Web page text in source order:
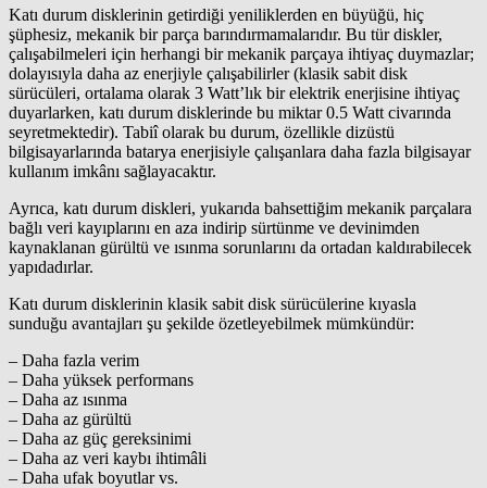
Katı durum disklerinin getirdiği yeniliklerden en büyüğü, hiç
şüphesiz, mekanik bir parça barındırmamalarıdır. Bu tür diskler,
çalışabilmeleri için herhangi bir mekanik parçaya ihtiyaç duymazlar;
dolayısıyla daha az enerjiyle çalışabilirler (klasik sabit disk
sürücüleri, ortalama olarak 3 Watt’lık bir elektrik enerjisine ihtiyaç
duyarlarken, katı durum disklerinde bu miktar 0.5 Watt civarında
seyretmektedir). Tabiî olarak bu durum, özellikle dizüstü
bilgisayarlarında batarya enerjisiyle çalışanlara daha fazla bilgisayar
kullanım imkânı sağlayacaktır.
Ayrıca, katı durum diskleri, yukarıda bahsettiğim mekanik parçalara
bağlı veri kayıplarını en aza indirip sürtünme ve devinimden
kaynaklanan gürültü ve ısınma sorunlarını da ortadan kaldırabilecek
yapıdadırlar.
Katı durum disklerinin klasik sabit disk sürücülerine kıyasla
sunduğu avantajları şu şekilde özetleyebilmek mümkündür:
– Daha fazla verim
– Daha yüksek performans
– Daha az ısınma
– Daha az gürültü
– Daha az güç gereksinimi
– Daha az veri kaybı ihtimâli
– Daha ufak boyutlar vs.